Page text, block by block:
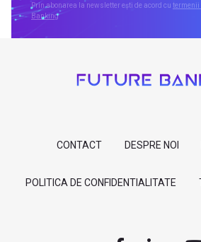
Prin abonarea la newsletter ești de acord cu termenii
Banking
CONTACT DESPRE NOI
POLITICA DE CONFIDENTIALITATE